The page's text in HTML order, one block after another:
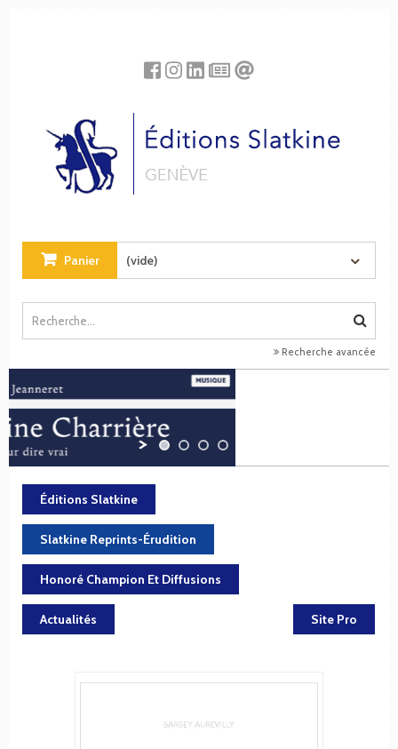
Panier (vide)
Recherche avancée
Éditions Slatkine
Slatkine Reprints-Érudition
Honoré Champion Et Diffusions
Actualités Site Pro